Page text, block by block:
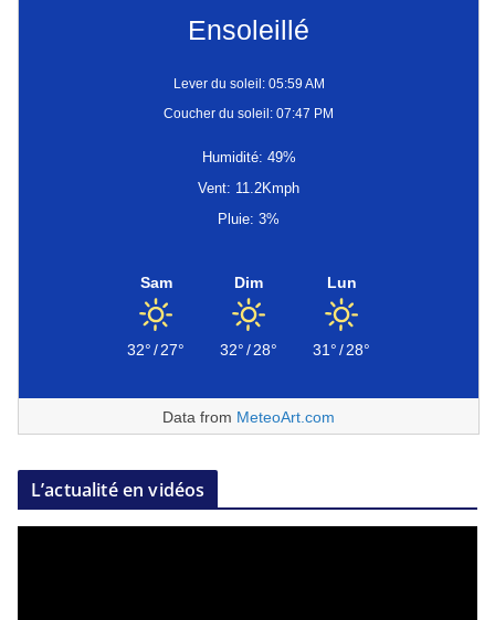
Ensoleillé
Lever du soleil: 05:59 AM
Coucher du soleil: 07:47 PM
Humidité: 49%
Vent: 11.2Kmph
Pluie: 3%
Sam
32°/27°
Dim
32°/28°
Lun
31°/28°
Data from MeteoArt.com
L’actualité en vidéos